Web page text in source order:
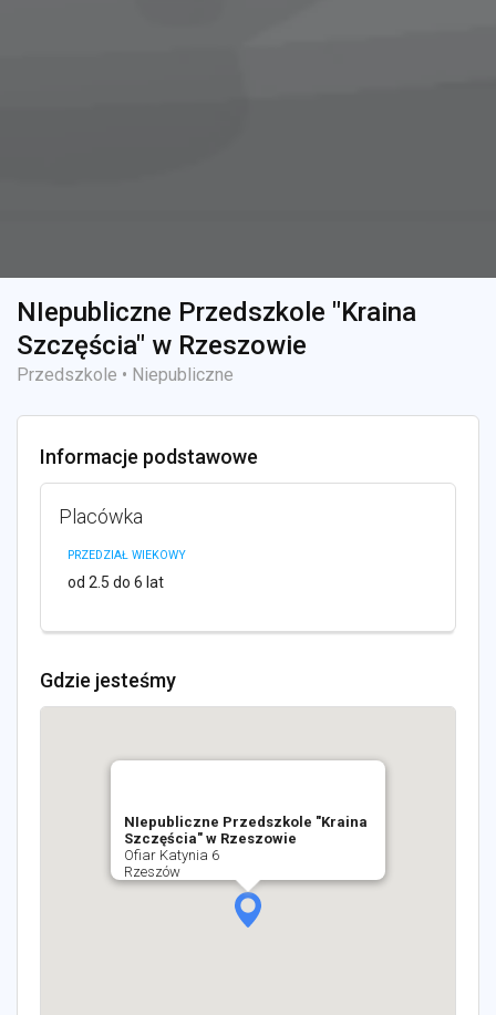
NIepubliczne Przedszkole "Kraina
Szczęścia" w Rzeszowie
Przedszkole • Niepubliczne
Informacje podstawowe
Placówka
PRZEDZIAŁ WIEKOWY
od 2.5 do 6 lat
Gdzie jesteśmy
NIepubliczne Przedszkole "Kraina
Szczęścia" w Rzeszowie
Ofiar Katynia 6
Rzeszów